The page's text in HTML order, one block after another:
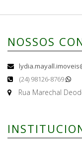
NOSSOS
(24) 98126-8769
Rua Marechal